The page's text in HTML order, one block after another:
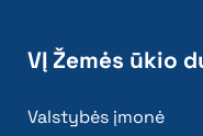
VĮ Žemės ūkio
Valstybės įmonė